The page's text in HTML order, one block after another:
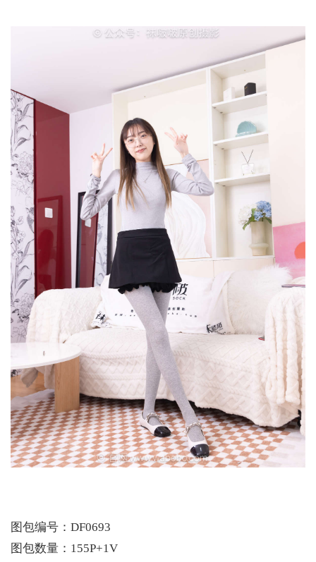
图包编号：DF0693
图包数量：155P+1V